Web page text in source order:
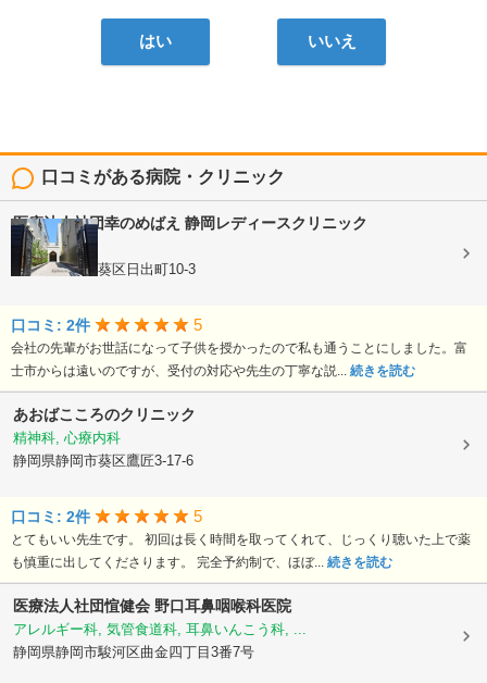
はい いいえ
口コミがある病院・クリニック
医療法人社団幸のめばえ 静岡レディースクリニック
婦人科
静岡県静岡市葵区日出町10-3
口コミ: 2件 5
会社の先輩がお世話になって子供を授かったので私も通うことにしました。富
士市からは遠いのですが、受付の対応や先生の丁寧な説... 続きを読む
あおばこころのクリニック
精神科, 心療内科
静岡県静岡市葵区鷹匠3-17-6
口コミ: 2件 5
とてもいい先生です。 初回は長く時間を取ってくれて、じっくり聴いた上で薬
も慎重に出してくださります。 完全予約制で、ほぼ... 続きを読む
医療法人社団愃健会 野口耳鼻咽喉科医院
アレルギー科, 気管食道科, 耳鼻いんこう科, ...
静岡県静岡市駿河区曲金四丁目3番7号